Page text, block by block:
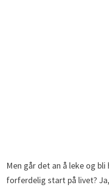
Men går det an å leke og
forferdelig start på livet?